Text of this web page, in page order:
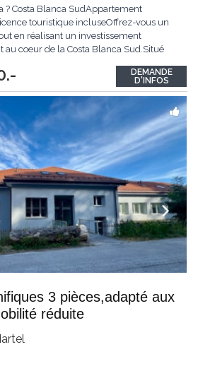
? Costa Blanca SudAppartement
touristique incluseOffrez-vous un
en réalisant un investissement
coeur de la Costa Blanca Sud.Situé
d'un emplacement privilégié à
la Laguna de...
DEMANDE
D'INFOS
3 pièces,adapté aux
réduite